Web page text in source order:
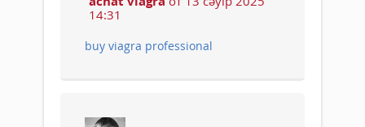
14:31
buy viagra professional